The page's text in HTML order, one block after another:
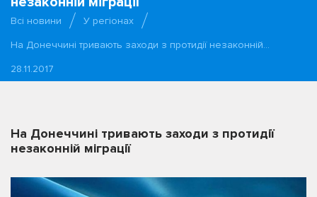
Всі новини
У регіонах
На Донеччині тривають заходи з протидії незаконній…
28.11.2017
На Донеччині тривають заходи з протидії
незаконній міграції